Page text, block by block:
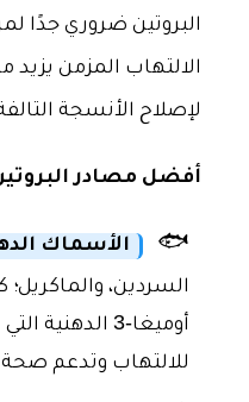
البروتين ضروري جدًا
الالتهاب المزمن يزيد
لإصلاح الأنسجة
أفضل مصادر
🐟 الأسماك
السردين،
أوميغا-3
للالتهاب وتدعم صحة